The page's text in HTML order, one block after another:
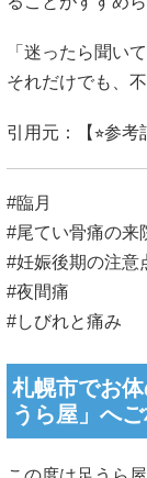
「迷ったら聞いて
それだけでも、
引用元：【⭐︎参考
#臨月
#尾てい骨痛の来
#妊娠後期の注意
#夜間痛
#しびれと痛み
札幌市でお
うら屋」へ